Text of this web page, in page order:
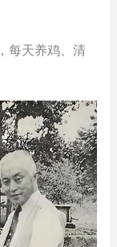
每天养鸡、清